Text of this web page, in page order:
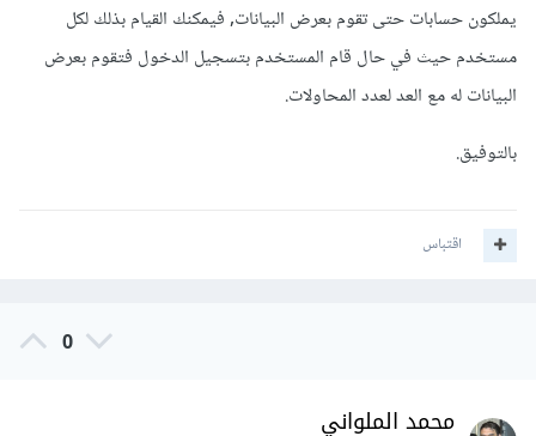
يملكون حسابات حتى تقوم بعرض البيانات, فيمكنك القيام بذلك لكل
مستخدم حيث في حال قام المستخدم بتسجيل الدخول فتقوم بعرض
البيانات له مع العد لعدد المحاولات.
بالتوفيق.
اقتباس
0
محمد الملواني